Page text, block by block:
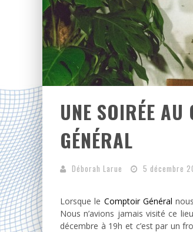
UNE SOIRÉE
GÉNÉRAL
Déborah Larue 5 décembre
Lorsque le Comptoir Général
Nous n’avions jamais visité ce
décembre à 19h et c’est par un